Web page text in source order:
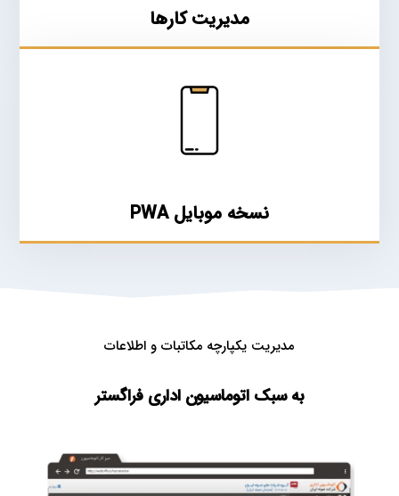
مدیریت کارها
نسخه موبایل PWA
مدیریت یکپارچه مکاتبات و اطلاعات
به سبک اتوماسیون اداری فراگستر